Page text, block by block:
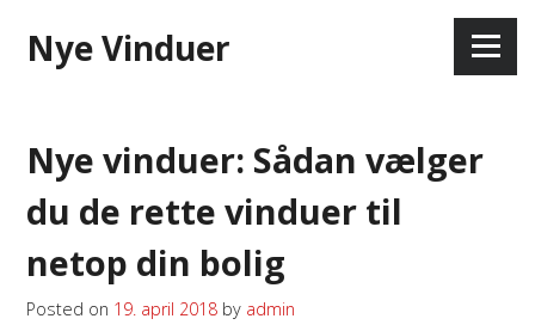
content
Nye Vinduer Menu
Nye vinduer: Sådan vælger
du de rette vinduer til
netop din bolig
Posted on 19. april 2018 by admin